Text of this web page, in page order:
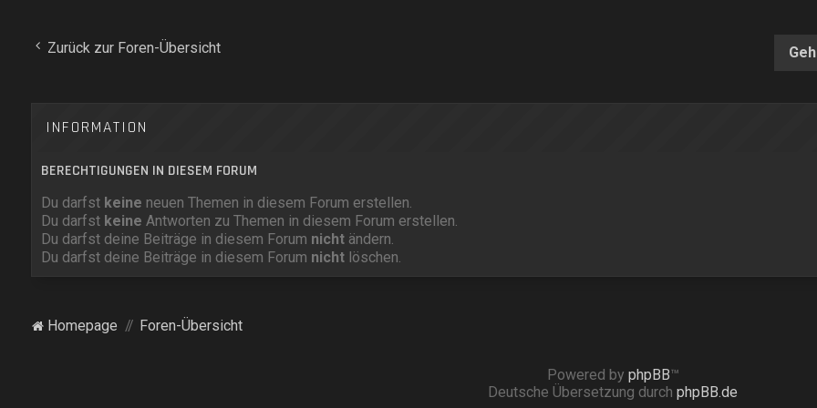
Zurück zur Foren-Übersicht
INFORMATION
BERECHTIGUNGEN IN DIESEM FORUM
Du darfst keine neuen Themen in diesem Forum erstellen.
Du darfst keine Antworten zu Themen in diesem Forum erstellen.
Du darfst deine Beiträge in diesem Forum nichtändern.
Du darfst deine Beiträge in diesem Forum nichtlöschen.
Homepage Foren-Übersicht
Powered by phpBB™
Deutsche Übersetzung durch phpBB.de